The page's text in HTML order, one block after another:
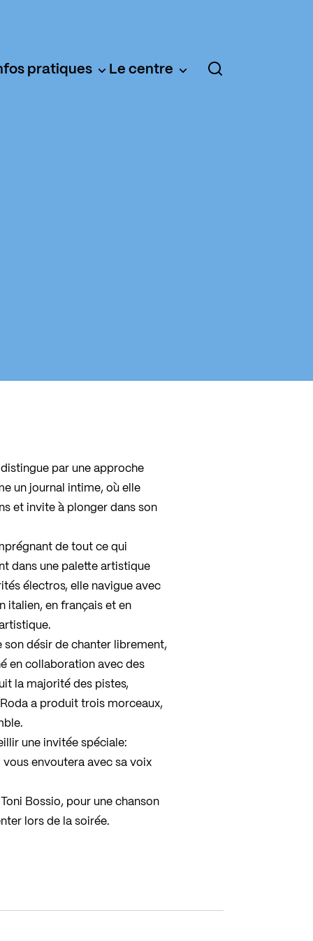
pratiques Le centre
par une approche
un journal intime, où elle
et invite à plonger dans son
de tout ce qui
dans une palette artistique
électros, elle navigue avec
italien, en français et en
son désir de chanter librement,
en collaboration avec des
la majorité des pistes,
a produit trois morceaux,
une invitée spéciale:
envoutera avec sa voix
Bossio, pour une chanson
lors de la soirée.